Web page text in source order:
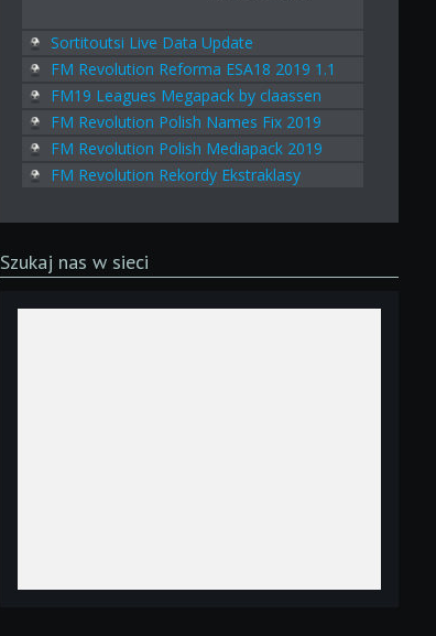
Sortitoutsi Live Data Update
FM Revolution Reforma ESA18 2019 1.1
FM19 Leagues Megapack by claassen
FM Revolution Polish Names Fix 2019
FM Revolution Polish Mediapack 2019
FM Revolution Rekordy Ekstraklasy
Szukaj nas w sieci